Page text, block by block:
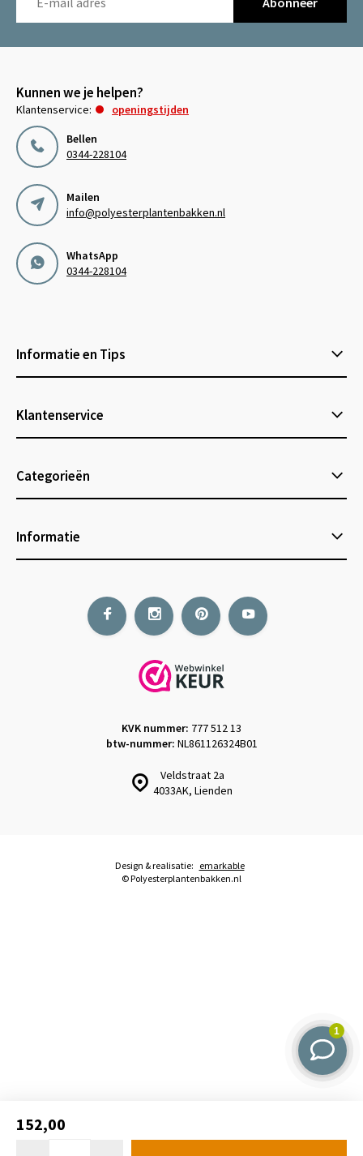
152,00
Kunnen we je helpen?
Klantenservice:
openingstijden
Bellen
0344-228104
Mailen
info@polyesterplantenbakken.nl
WhatsApp
0344-228104
Informatie en Tips
Klantenservice
Categorieën
Informatie
Veldstraat 2a
4033AK, Lienden
KVK nummer: 777 512 13
btw-nummer: NL861126324B01
© Polyesterplantenbakken.nl
Design & realisatie: emarkable